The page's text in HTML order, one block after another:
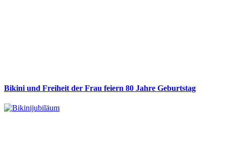
Bikini und Freiheit der Frau feiern 80 Jahre Geburtstag